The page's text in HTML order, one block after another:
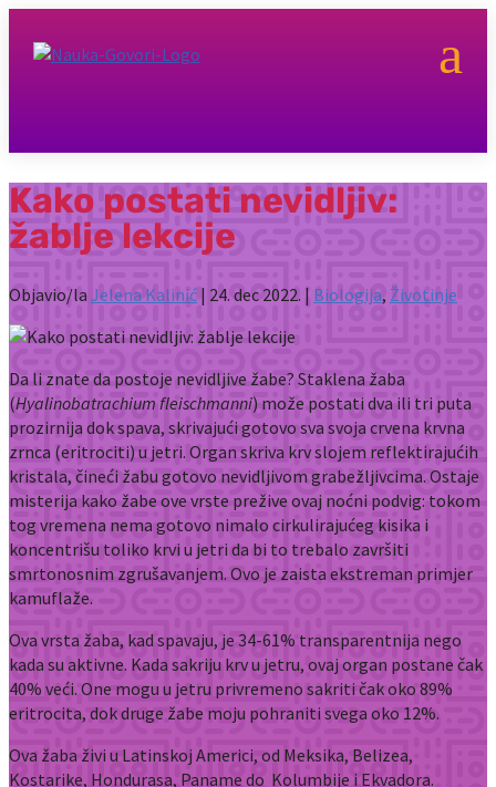
a
Kako postati nevidljiv:
žablje lekcije
Objavio/la Jelena Kalinić | 24. dec 2022. | Biologija, Životinje
Da li znate da postoje nevidljive žabe? Staklena žaba
(Hyalinobatrachium fleischmanni) može postati dva ili tri puta
prozirnija dok spava, skrivajući gotovo sva svoja crvena krvna
zrnca (eritrociti) u jetri. Organ skriva krv slojem reflektirajućih
kristala, čineći žabu gotovo nevidljivom grabežljivcima. Ostaje
misterija kako žabe ove vrste prežive ovaj noćni podvig: tokom
tog vremena nema gotovo nimalo cirkulirajućeg kisika i
koncentrišu toliko krvi u jetri da bi to trebalo završiti
smrtonosnim zgrušavanjem. Ovo je zaista ekstreman primjer
kamuflaže.
Ova vrsta žaba, kad spavaju, je 34-61% transparentnija nego
kada su aktivne. Kada sakriju krv u jetru, ovaj organ postane čak
40% veći. One mogu u jetru privremeno sakriti čak oko 89%
eritrocita, dok druge žabe moju pohraniti svega oko 12%.
Ova žaba živi u Latinskoj Americi, od Meksika, Belizea,
Kostarike, Hondurasa, Paname do Kolumbije i Ekvadora.